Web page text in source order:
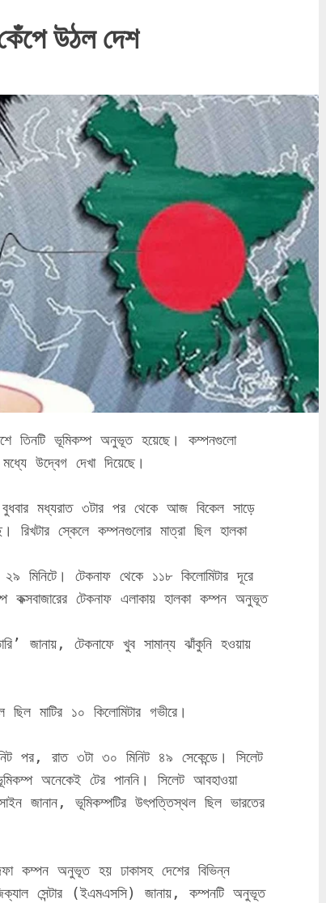
উঠল দেশ
তিনটি ভূমিকম্প অনুভূত হয়েছে। কম্পনগুলো
উদ্বেগ দেখা দিয়েছে।
বুধবার মধ্যরাত ৩টার পর থেকে আজ বিকেল সাড়ে
স্কেলে কম্পনগুলোর মাত্রা ছিল হালকা
মিনিটে। টেকনাফ থেকে ১১৮ কিলোমিটার দূরে
কক্সবাজারের টেকনাফ এলাকায় হালকা কম্পন অনুভূত
জানায়, টেকনাফে খুব সামান্য ঝাঁকুনি হওয়ায়
মাটির ১০ কিলোমিটার গভীরে।
পর, রাত ৩টা ৩০ মিনিট ৪৯ সেকেন্ডে। সিলেট
অনেকেই টের পাননি। সিলেট আবহাওয়া
জানান, ভূমিকম্পটির উৎপত্তিস্থল ছিল ভারতের
কম্পন অনুভূত হয় ঢাকাসহ দেশের বিভিন্ন
সেন্টার (ইএমএসসি) জানায়, কম্পনটি অনুভূত